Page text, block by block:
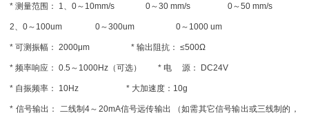
* 测量范围： 1、0～10mm/s 0～30 mm/s 0～50 mm/s
2、0～100um 0～300um 0～1000 um
* 可测振幅： 2000μm * 输出阻抗： ≤500Ω
* 频率响应： 0.5～1000Hz（可选） * 电 源： DC24V
* 自振频率： 10Hz * 大加速度：10g
* 信号输出： 二线制4～20mA信号远传输出 （如需其它信号输出或三线制的，